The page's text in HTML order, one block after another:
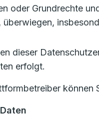
oder Grundrechte
dieser
erfolgt.